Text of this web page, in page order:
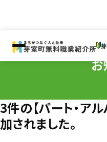
3件の【パート・アルバ
お
3件の【パート・ア
加されました。